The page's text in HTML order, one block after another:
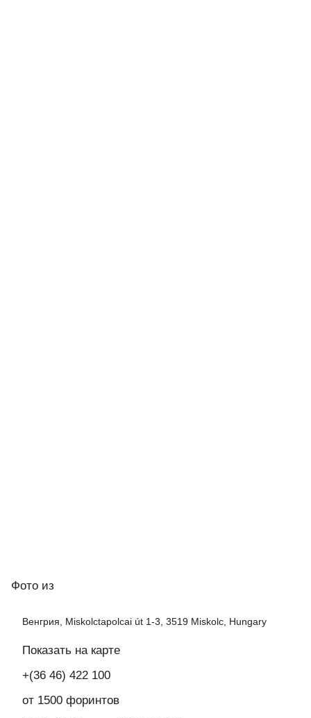
Фото из
Венгрия, Miskolctapolcai út 1-3, 3519 Miskolc, Hungary
Показать на карте
+(36 46) 422 100
от 1500 форинтов